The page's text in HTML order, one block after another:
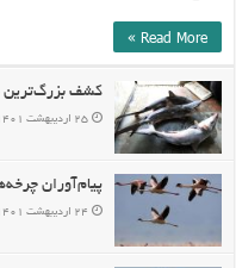
Read More »
کشف بزرگ‌ترین
۲۵ اردیبهشت ۱۴۰۱
پیام‌آوران
۲۴ اردیبهشت ۱۴۰۱